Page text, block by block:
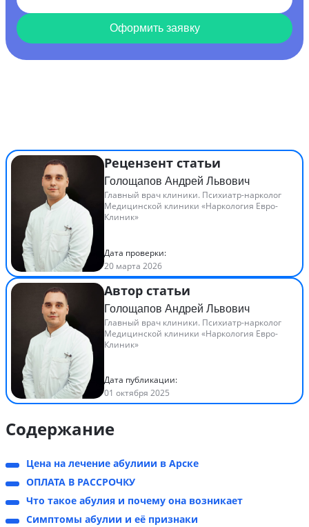
Оформить заявку
Рецензент статьи
Голощапов Андрей Львович
Главный врач клиники. Психиатр-нарколог
Медицинской клиники «Наркология Евро-
Клиник»
Дата проверки:
20 марта 2026
Автор статьи
Голощапов Андрей Львович
Главный врач клиники. Психиатр-нарколог
Медицинской клиники «Наркология Евро-
Клиник»
Дата публикации:
01 октября 2025
Содержание
Цена на лечение абулиии в Арске
ОПЛАТА В РАССРОЧКУ
Что такое абулия и почему она возникает
Симптомы абулии и её признаки